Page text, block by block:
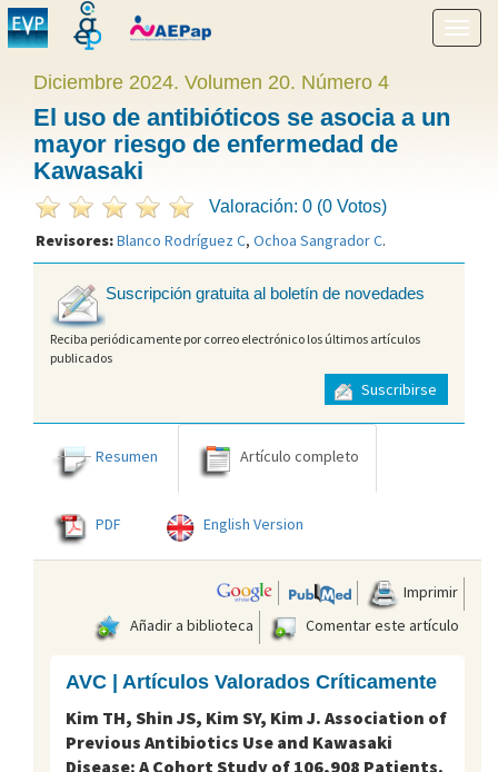
menú
Diciembre 2024. Volumen 20. Número 4
El uso de antibióticos se asocia a un
mayor riesgo de enfermedad de
Kawasaki
Valoración: 0 (0 Votos)
Revisores:Blanco Rodríguez C, Ochoa Sangrador C.
Suscripción gratuita al boletín de novedades
Reciba periódicamente por correo electrónico los últimos artículos
publicados
Suscribirse
Resumen Artículo completo
PDF English Version
Imprimir
Añadir a biblioteca
Comentar este artículo
AVC | Artículos Valorados Críticamente
Kim TH, Shin JS, Kim SY, Kim J. Association of
Previous Antibiotics Use and Kawasaki
Disease: A Cohort Study of 106,908 Patients.